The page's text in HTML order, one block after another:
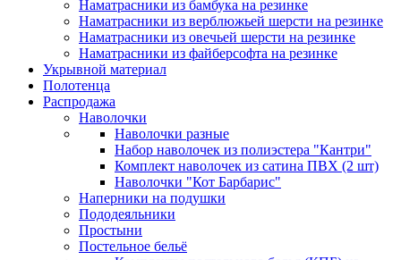
Наматрасники из бамбука на резинке
Наматрасники из верблюжьей шерсти на резинке
Наматрасники из овечьей шерсти на резинке
Наматрасники из файберсофта на резинке
Укрывной материал
Полотенца
Распродажа
Наволочки
Наволочки разные
Набор наволочек из полиэстера "Кантри"
Комплект наволочек из сатина ПВХ (2 шт)
Наволочки "Кот Барбарис"
Наперники на подушки
Пододеяльники
Простыни
Постельное бельё